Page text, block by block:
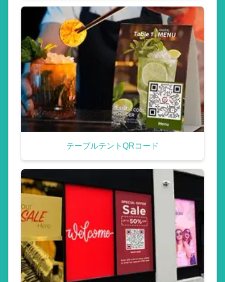
テーブルテントQRコード